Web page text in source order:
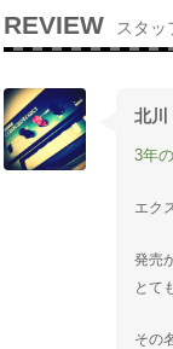
REVIEW スタッ
北川
3年
エク
発売
とて
その